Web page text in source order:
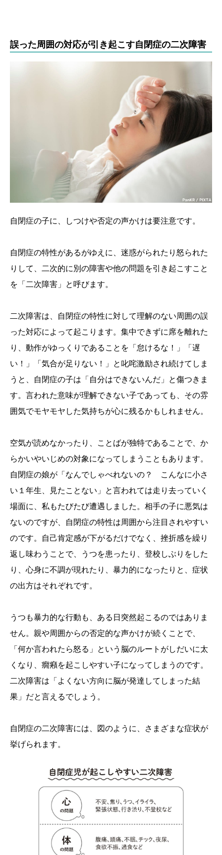
誤った周囲の対応が引き起こす自閉症の二次障害
自閉症の子に、しつけや否定の声かけは要注意です。
自閉症の特性があるがゆえに、迷惑がられたり怒られた
りして、二次的に別の障害や他の問題を引き起こすこと
を「二次障害」と呼びます。
二次障害は、自閉症の特性に対して理解のない周囲の誤
った対応によって起こります。集中できずに席を離れた
り、動作がゆっくりであることを「怠けるな！」「遅
い！」「気合が足りない！」と叱咤激励され続けてしま
うと、自閉症の子は「自分はできないんだ」と傷つきま
す。言われた意味が理解できない子であっても、その雰
囲気でモヤモヤした気持ちが心に残るかもしれません。
空気が読めなかったり、ことばが独特であることで、か
らかいやいじめの対象になってしまうこともあります。
自閉症の娘が「なんでしゃべれないの？ こんなに小さ
い１年生、見たことない」と言われては走り去っていく
場面に、私もたびたび遭遇しました。相手の子に悪気は
ないのですが、自閉症の特性は周囲から注目されやすい
のです。自己肯定感が下がるだけでなく、挫折感を繰り
返し味わうことで、うつを患ったり、登校しぶりをした
り、心身に不調が現れたり、暴力的になったりと、症状
の出方はそれぞれです。
うつも暴力的な行動も、ある日突然起こるのではありま
せん。親や周囲からの否定的な声かけが続くことで、
「何か言われたら怒る」という脳のルートがしだいに太
くなり、癇癪を起こしやすい子になってしまうのです。
二次障害は「よくない方向に脳が発達してしまった結
果」だと言えるでしょう。
自閉症の二次障害には、図のように、さまざまな症状が
挙げられます。